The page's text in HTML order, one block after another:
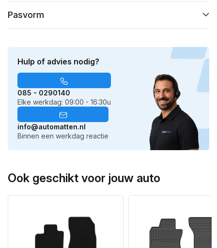
Pasvorm
Hulp of advies nodig?
085 - 0290140
Elke werkdag: 09:00 - 16:30u
info@automatten.nl
Binnen een werkdag reactie
Ook geschikt voor jouw auto